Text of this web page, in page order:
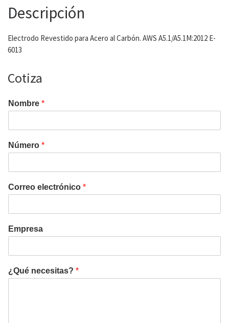
Descripción
Electrodo Revestido para Acero al Carbón. AWS A5.1/A5.1M:2012 E-
6013
Cotiza
Nombre *
Número *
Correo electrónico *
Empresa
¿Qué necesitas? *